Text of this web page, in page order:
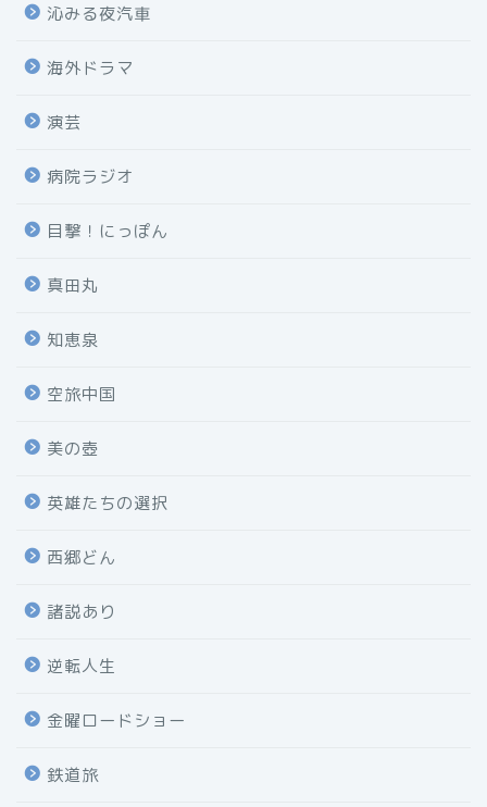
沁みる夜汽車
海外ドラマ
演芸
病院ラジオ
目撃！にっぽん
真田丸
知恵泉
空旅中国
美の壺
英雄たちの選択
西郷どん
諸説あり
逆転人生
金曜ロードショー
鉄道旅